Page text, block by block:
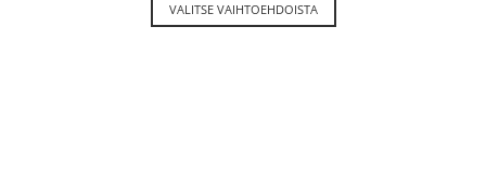
VALITSE VAIHTOEHDOISTA